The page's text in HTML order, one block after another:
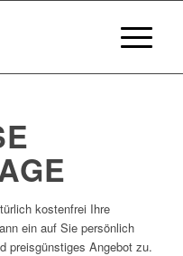
kostenfrei Ihre
ein auf Sie persönlich
preisgünstiges Angebot zu.